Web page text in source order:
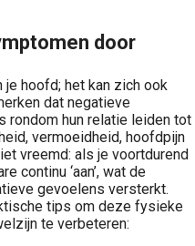
door
hoofd; het kan zich ook
dat negatieve
rondom hun relatie leiden tot
vermoeidheid, hoofdpijn
vreemd: als je voortdurend
continu ‘aan’, wat de
gevoelens versterkt.
tips om deze fysieke
te verbeteren: